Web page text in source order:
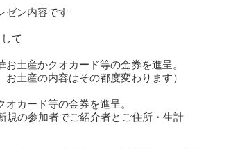
ゼン内容です
て
土産かクオカード等の金券を進呈。
お土産の内容はその都度変わります）
カード等の金券を進呈。
規の参加者でご紹介者とご住所・生計